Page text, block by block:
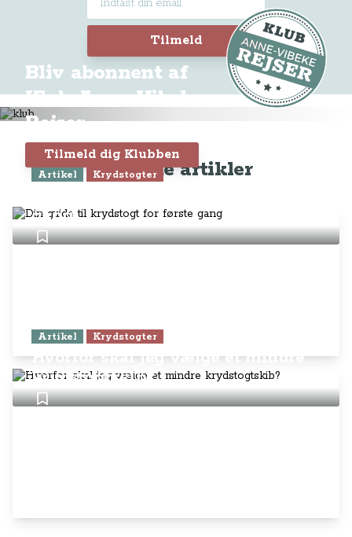
Tilmeld
Bliv abonnent af
Klub Anne-Vibeke
Rejser
Tilmeld dig Klubben
Seneste artikler
Artikel Krydstogter
gang
Artikel Krydstogter
Hvorfor skal jeg vælge et mindre
krydstogtskib?